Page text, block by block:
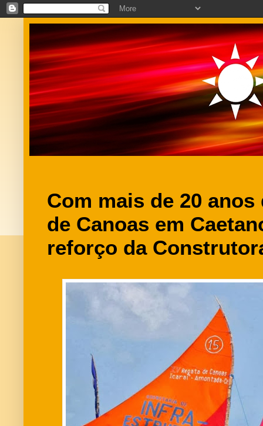
Com mais de 20
de Canoas em
reforço da